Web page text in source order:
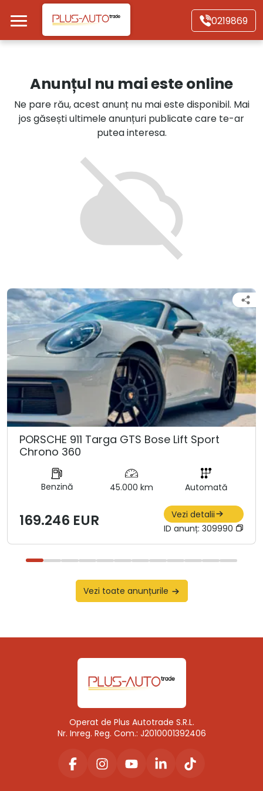
Mergi direct la conținutul principal
0219869
Autoturisme
Motociclete
Autoutilitare
Alte tipuri vehicule
Anunțul nu mai este online
Ne pare rău, acest anunț nu mai este disponibil. Mai
jos găsești ultimele anunțuri publicate care te-ar
putea interesa.
PORSCHE 911 Targa GTS Bose Lift Sport
Chrono 360
Benzină 45.000 km Automată
169.246 EUR
Vezi detalii
ID anunț: 309990
Vezi toate anunțurile
Operat de Plus Autotrade S.R.L.
Nr. Inreg. Reg. Com.: J2010001392406